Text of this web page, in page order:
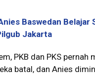
Baswedan Belajar
Jakarta
PKB dan PKS
batal, dan Anies